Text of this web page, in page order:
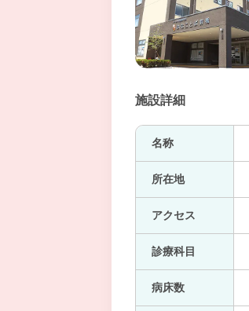
施設詳細
名称
所在地
アクセス
診療科目
病床数